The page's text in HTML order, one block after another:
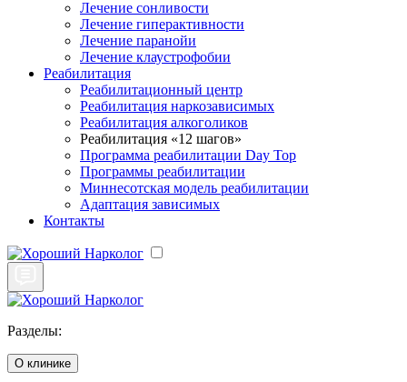
Лечение сонливости
Лечение гиперактивности
Лечение паранойи
Лечение клаустрофобии
Реабилитация
Реабилитационный центр
Реабилитация наркозависимых
Реабилитация алкоголиков
Реабилитация «12 шагов»
Программа реабилитации Day Top
Программы реабилитации
Миннесотская модель реабилитации
Адаптация зависимых
Контакты
Разделы:
О клинике